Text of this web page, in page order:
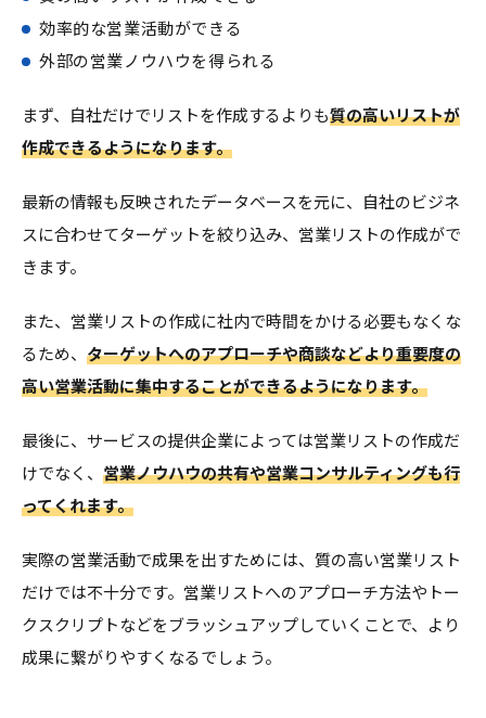
効率的な営業活動ができる
外部の営業ノウハウを得られる
まず、自社だけでリストを作成するよりも質の高いリストが
作成できるようになります。
最新の情報も反映されたデータベースを元に、自社のビジネ
スに合わせてターゲットを絞り込み、営業リストの作成がで
きます。
また、営業リストの作成に社内で時間をかける必要もなくな
るため、 ターゲットへのアプローチや商談などより重要度の
高い営業活動に集中することができるようになります。
最後に、サービスの提供企業によっては営業リストの作成だ
けでなく、 営業ノウハウの共有や営業コンサルティングも行
ってくれます。
実際の営業活動で成果を出すためには、質の高い営業リスト
だけでは不十分です。営業リストへのアプローチ方法やトー
クスクリプトなどをブラッシュアップしていくことで、より
成果に繋がりやすくなるでしょう。